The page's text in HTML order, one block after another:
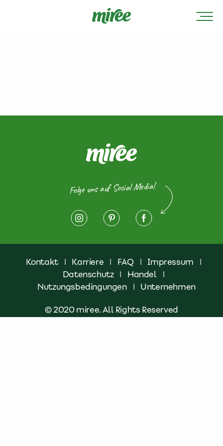
Folge uns auf Social Media!
Kontakt | Karriere | FAQ | Impressum
|
Datenschutz | Handel
|
Nutzungsbedingungen
| Unternehmen
© 2020 miree. All Rights Reserved